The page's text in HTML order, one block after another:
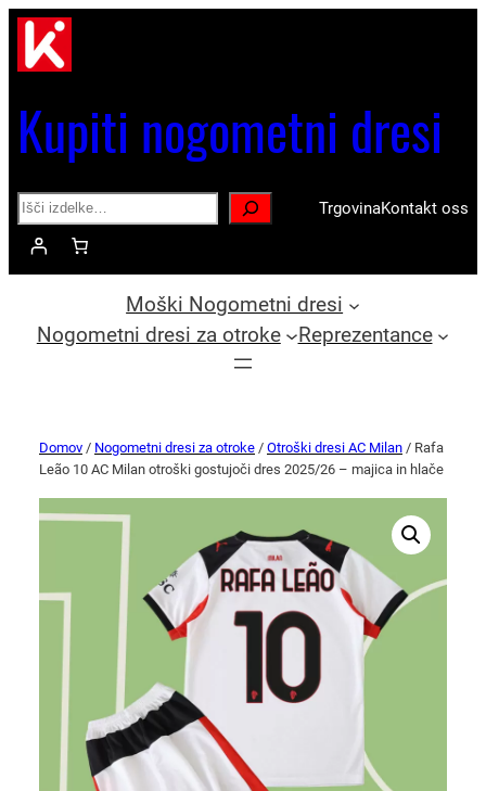
Kupiti nogometni dresi
Search TrgovinaKontakt oss
Moški Nogometni dresi
Nogometni dresi za otroke
Reprezentance
Domov / Nogometni dresi za otroke / Otroški dresi AC Milan / Rafa
Leão 10 AC Milan otroški gostujoči dres 2025/26 – majica in hlače